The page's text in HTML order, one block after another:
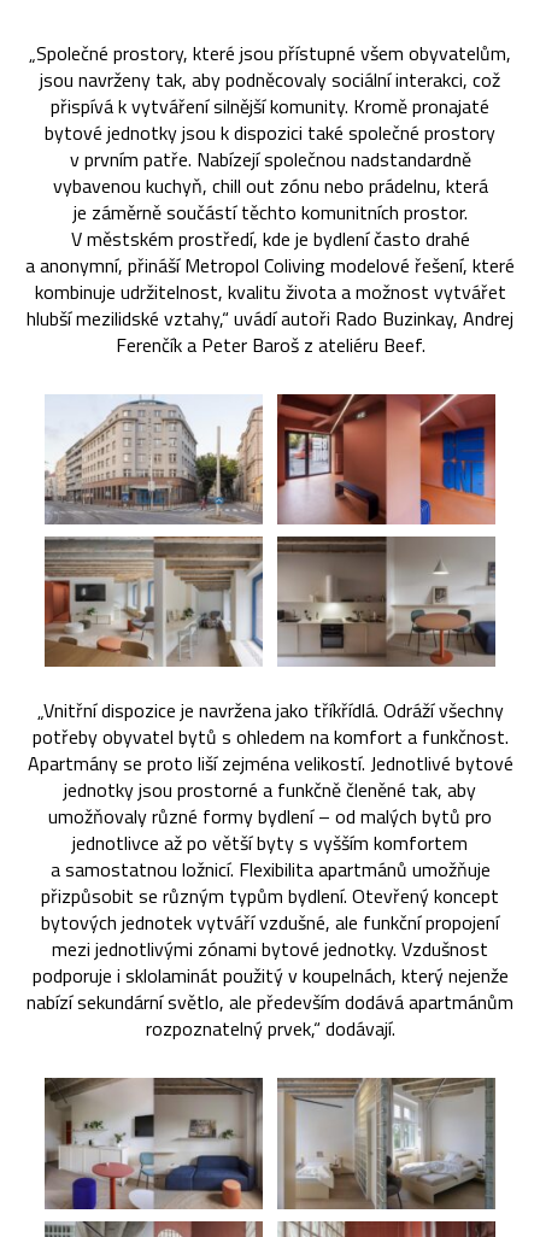
„Společné prostory, které jsou přístupné všem obyvatelům,
jsou navrženy tak, aby podněcovaly sociální interakci, což
přispívá k vytváření silnější komunity. Kromě pronajaté
bytové jednotky jsou k dispozici také společné prostory
v prvním patře. Nabízejí společnou nadstandardně
vybavenou kuchyň, chill out zónu nebo prádelnu, která
je záměrně součástí těchto komunitních prostor.
V městském prostředí, kde je bydlení často drahé
a anonymní, přináší Metropol Coliving modelové řešení, které
kombinuje udržitelnost, kvalitu života a možnost vytvářet
hlubší mezilidské vztahy,“ uvádí autoři Rado Buzinkay, Andrej
Ferenčík a Peter Baroš z ateliéru Beef.
„Vnitřní dispozice je navržena jako tříkřídlá. Odráží všechny
potřeby obyvatel bytů s ohledem na komfort a funkčnost.
Apartmány se proto liší zejména velikostí. Jednotlivé bytové
jednotky jsou prostorné a funkčně členěné tak, aby
umožňovaly různé formy bydlení – od malých bytů pro
jednotlivce až po větší byty s vyšším komfortem
a samostatnou ložnicí. Flexibilita apartmánů umožňuje
přizpůsobit se různým typům bydlení. Otevřený koncept
bytových jednotek vytváří vzdušné, ale funkční propojení
mezi jednotlivými zónami bytové jednotky. Vzdušnost
podporuje i sklolaminát použitý v koupelnách, který nejenže
nabízí sekundární světlo, ale především dodává apartmánům
rozpoznatelný prvek,“ dodávají.